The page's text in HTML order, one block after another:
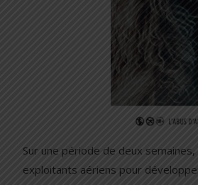
Sur une période de deux
exploitants aériens pour